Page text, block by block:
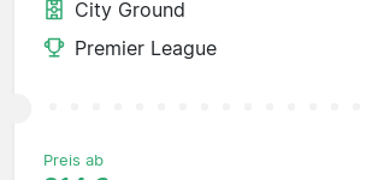
City Ground
Premier League
Preis ab